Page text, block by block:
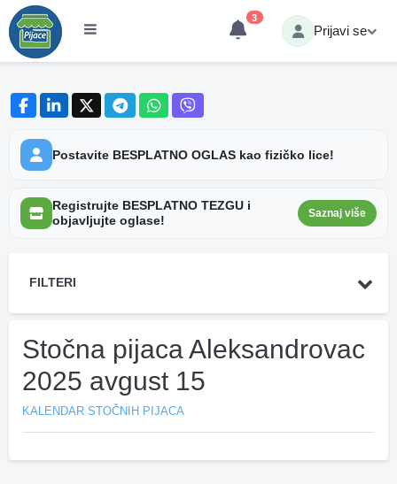
3
Prijavi se
Postavite BESPLATNO OGLAS kao fizičko lice!
Registrujte BESPLATNO TEZGU i
objavljujte oglase!
Saznaj više
FILTERI
Stočna pijaca Aleksandrovac
2025 avgust 15
KALENDAR STOČNIH PIJACA